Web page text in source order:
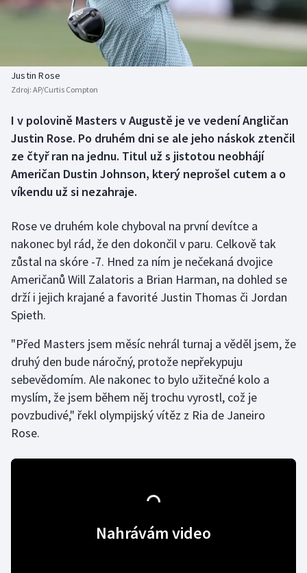
Baseball a softbal
Biatlon
Box
Curling
Florbal
Futsal
Golf
Gymnastika
Házená
Jezdectví
Judo
Lyže a snowboard
Soutěže
Historické návraty
Aplikace ČT sport
Justin Rose
Zdroj: AP/Curtis Compton
I v polovině Masters v Augustě je ve vedení Angličan
Justin Rose. Po druhém dni se ale jeho náskok ztenčil
ze čtyř ran na jednu. Titul už s jistotou neobhájí
Američan Dustin Johnson, který neprošel cutem a o
víkendu už si nezahraje.
Rose ve druhém kole chyboval na první devítce a
nakonec byl rád, že den dokončil v paru. Celkově tak
zůstal na skóre -7. Hned za ním je nečekaná dvojice
Američanů Will Zalatoris a Brian Harman, na dohled se
drží i jejich krajané a favorité Justin Thomas či Jordan
Spieth.
"Před Masters jsem měsíc nehrál turnaj a věděl jsem, že
druhý den bude náročný, protože nepřekypuju
sebevědomím. Ale nakonec to bylo užitečné kolo a
myslím, že jsem během něj trochu vyrostl, což je
povzbudivé," řekl olympijský vítěz z Ria de Janeiro
Rose.
Nahrávám video